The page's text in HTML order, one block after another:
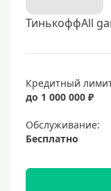
ТинькоффAll
Кредитный
до 1 000 000 ₽
Обслуживание:
Бесплатно